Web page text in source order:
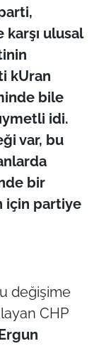
ulusal
kUran
bile
idi.
var, bu
bir
için partiye
değişime
CHP